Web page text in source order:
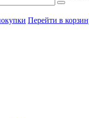
Перейти в